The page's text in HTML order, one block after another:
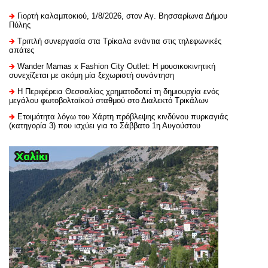
Γιορτή καλαμποκιού, 1/8/2026, στον Αγ. Βησσαρίωνα Δήμου
Πύλης
Τριπλή συνεργασία στα Τρίκαλα ενάντια στις τηλεφωνικές
απάτες
Wander Mamas x Fashion City Outlet: Η μουσικοκινητική
συνεχίζεται με ακόμη μία ξεχωριστή συνάντηση
H Περιφέρεια Θεσσαλίας χρηματοδοτεί τη δημιουργία ενός
μεγάλου φωτοβολταϊκού σταθμού στο Διαλεκτό Τρικάλων
Ετοιμότητα λόγω του Χάρτη πρόβλεψης κινδύνου πυρκαγιάς
(κατηγορία 3) που ισχύει για το Σάββατο 1η Αυγούστου